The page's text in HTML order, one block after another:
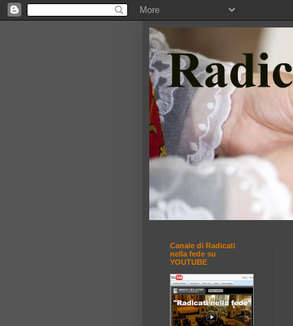
Canale di Radicati
nella fede su
YOUTUBE